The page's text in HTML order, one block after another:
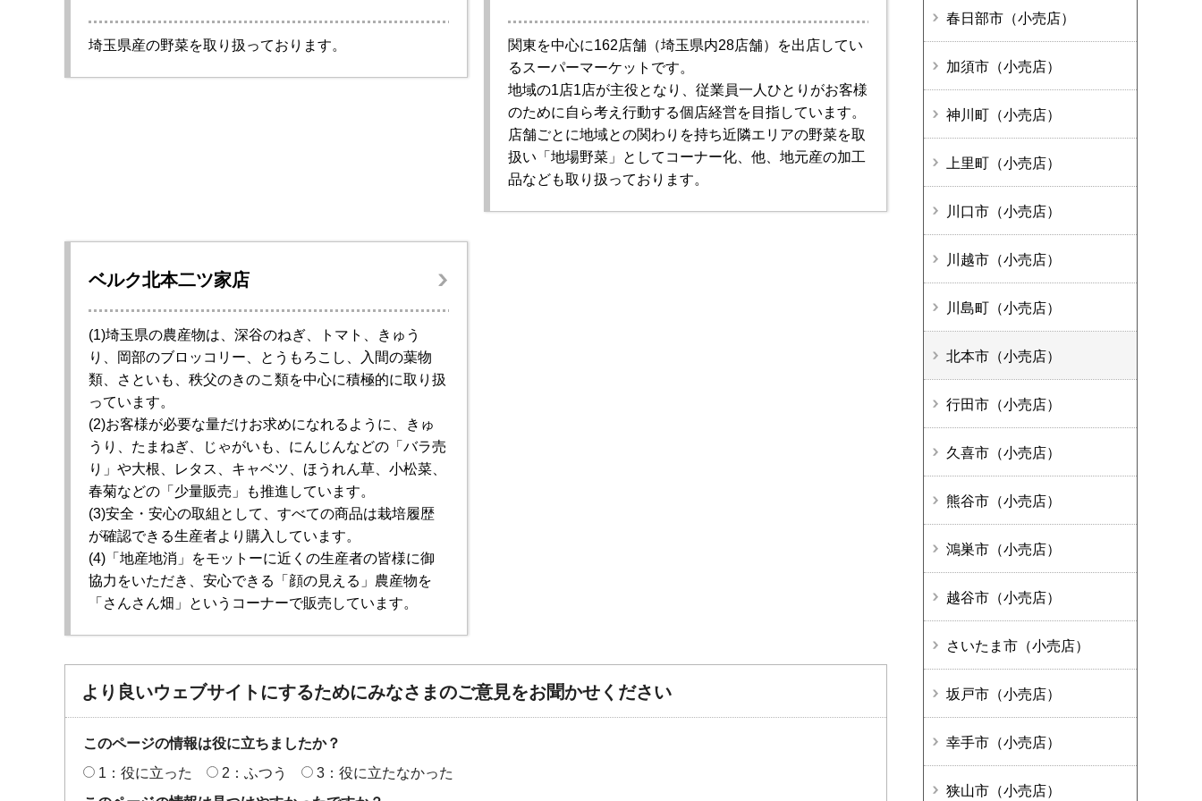
埼玉県産の野菜を取り扱っております。
関東を中心に162店舗（埼玉県内28店舗）を出店してい
るスーパーマーケットです。
地域の1店1店が主役となり、従業員一人ひとりがお客様
のために自ら考え行動する個店経営を目指しています。
店舗ごとに地域との関わりを持ち近隣エリアの野菜を取
扱い「地場野菜」としてコーナー化、他、地元産の加工
品なども取り扱っております。
ベルク北本二ツ家店
(1)埼玉県の農産物は、深谷のねぎ、トマト、きゅう
り、岡部のブロッコリー、とうもろこし、入間の葉物
類、さといも、秩父のきのこ類を中心に積極的に取り扱
っています。
(2)お客様が必要な量だけお求めになれるように、きゅ
うり、たまねぎ、じゃがいも、にんじんなどの「バラ売
り」や大根、レタス、キャベツ、ほうれん草、小松菜、
春菊などの「少量販売」も推進しています。
(3)安全・安心の取組として、すべての商品は栽培履歴
が確認できる生産者より購入しています。
(4)「地産地消」をモットーに近くの生産者の皆様に御
協力をいただき、安心できる「顔の見える」農産物を
「さんさん畑」というコーナーで販売しています。
より良いウェブサイトにするためにみなさまのご意見をお聞かせください
このページの情報は役に立ちましたか？
1：役に立った
2：ふつう
3：役に立たなかった
春日部市（小売店）
加須市（小売店）
神川町（小売店）
上里町（小売店）
川口市（小売店）
川越市（小売店）
川島町（小売店）
北本市（小売店）
行田市（小売店）
久喜市（小売店）
熊谷市（小売店）
鴻巣市（小売店）
越谷市（小売店）
さいたま市（小売店）
坂戸市（小売店）
幸手市（小売店）
狭山市（小売店）